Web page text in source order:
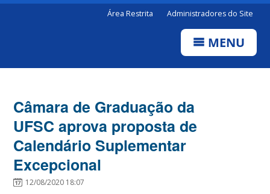
Área Restrita Administradores do Site
MENU
Câmara de Graduação da
UFSC aprova proposta de
Calendário Suplementar
Excepcional
12/08/2020 18:07